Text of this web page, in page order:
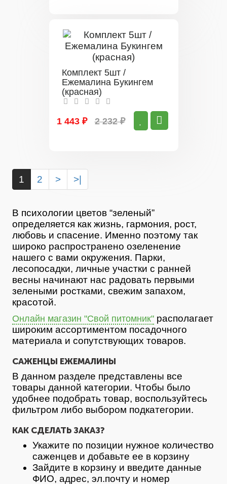
Комплект 5шт /
Ежемалина Букингем
(красная)
1 443 ₽ 2 232 ₽
1 2 > >|
В психологии цветов “зеленый”
определяется как жизнь, гармония, рост,
любовь и спасение. Именно поэтому так
широко распространено озеленение
нашего с вами окружения. Парки,
лесопосадки, личные участки с ранней
весны начинают нас радовать первыми
зелеными ростками, свежим запахом,
красотой.
Онлайн магазин "Свой питомник" располагает
широким ассортиментом посадочного
материала и сопутствующих товаров.
САЖЕНЦЫ ЕЖЕМАЛИНЫ
В данном разделе представлены все
товары данной категории. Чтобы было
удобнее подобрать товар, воспользуйтесь
фильтром либо выбором подкатегории.
КАК СДЕЛАТЬ ЗАКАЗ?
Укажите по позиции нужное количество
саженцев и добавьте ее в корзину
Зайдите в корзину и введите данные
ФИО, адрес, эл.почту и номер